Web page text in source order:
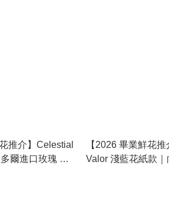
推介】Celestial
爾進口玫瑰 &
【2026 畢業鮮花
Valor 淺藍花紙款｜